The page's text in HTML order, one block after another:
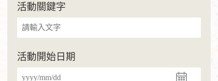
活動關鍵字
活動開始日期